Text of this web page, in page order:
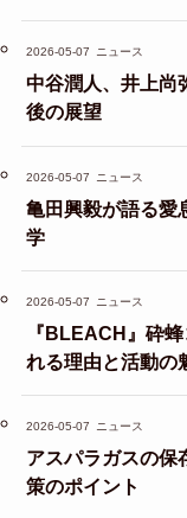
2026-05-07 ニュース
中谷潤人、井上尚
後の展望
2026-05-07 ニュース
亀田興毅が語る愛
学
2026-05-07 ニュース
『BLEACH』砕
れる理由と活動の
2026-05-07 ニュース
アスパラガスの保
策のポイント